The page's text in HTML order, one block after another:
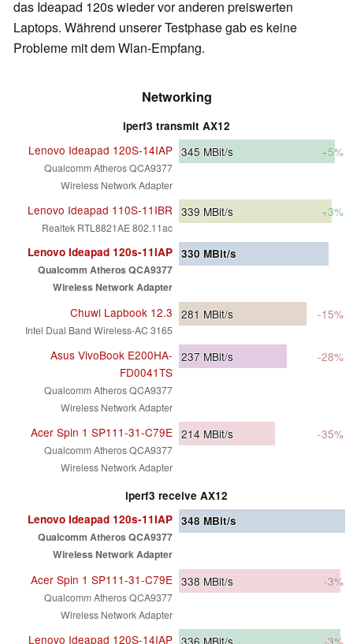
das Ideapad 120s wieder vor anderen preiswerten
Laptops. Während unserer Testphase gab es keine
Probleme mit dem Wlan-Empfang.
Networking
iperf3 transmit AX12
Lenovo Ideapad 120S-14IAP
Qualcomm Atheros QCA9377
Wireless Network Adapter
345 MBit/s +5%
Lenovo Ideapad 110S-11IBR
Realtek RTL8821AE 802.11ac
339 MBit/s +3%
Lenovo Ideapad 120s-11IAP
Qualcomm Atheros QCA9377
Wireless Network Adapter
330 MBit/s
Chuwi Lapbook 12.3
Intel Dual Band Wireless-AC 3165
281 MBit/s -15%
Asus VivoBook E200HA-
FD0041TS
Qualcomm Atheros QCA9377
Wireless Network Adapter
237 MBit/s -28%
Acer Spin 1 SP111-31-C79E
Qualcomm Atheros QCA9377
Wireless Network Adapter
214 MBit/s -35%
iperf3 receive AX12
Lenovo Ideapad 120s-11IAP
Qualcomm Atheros QCA9377
Wireless Network Adapter
348 MBit/s
Acer Spin 1 SP111-31-C79E
Qualcomm Atheros QCA9377
Wireless Network Adapter
338 MBit/s -3%
Lenovo Ideapad 120S-14IAP 336 MBit/s -3%